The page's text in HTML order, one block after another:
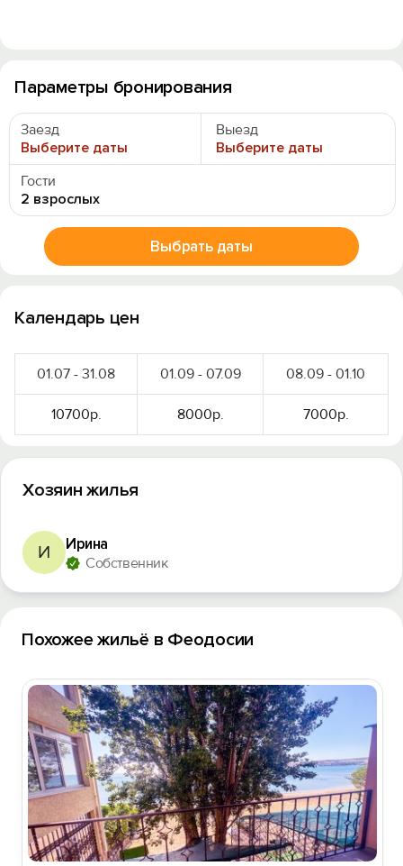
Параметры бронирования
Заезд
Выберите даты
Выезд
Выберите даты
Гости
2 взрослых
Выбрать даты
Календарь цен
01.07 - 31.08 01.09 - 07.09 08.09 - 01.10
10700р. 8000р. 7000р.
Хозяин жилья
И Ирина
Собственник
Похожее жильё в Феодосии